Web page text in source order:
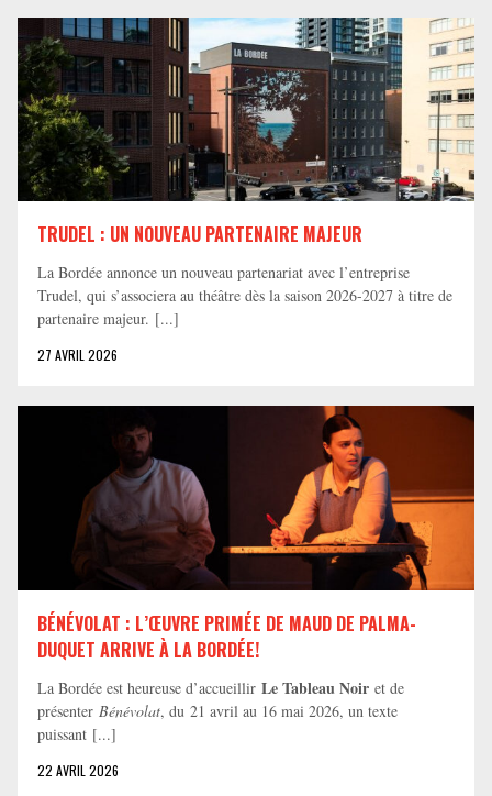
TRUDEL : UN NOUVEAU PARTENAIRE MAJEUR
La Bordée annonce un nouveau partenariat avec l’entreprise
Trudel, qui s’associera au théâtre dès la saison 2026-2027 à titre de
partenaire majeur. [...]
27 AVRIL 2026
BÉNÉVOLAT : L’ŒUVRE PRIMÉE DE MAUD DE PALMA-
DUQUET ARRIVE À LA BORDÉE!
La Bordée est heureuse d’accueillir Le Tableau Noir et de
présenter Bénévolat, du 21 avril au 16 mai 2026, un texte
puissant [...]
22 AVRIL 2026